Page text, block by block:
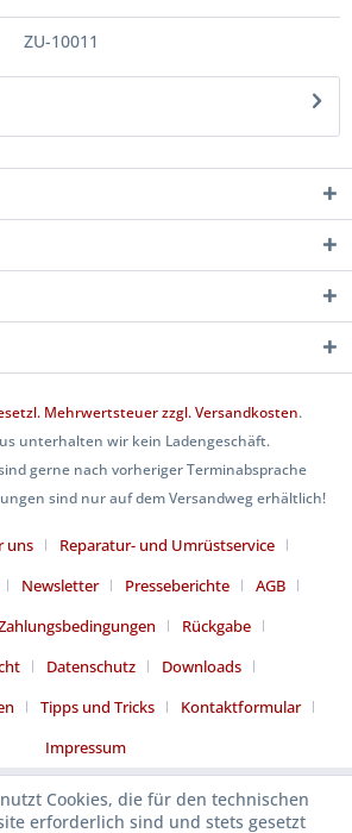
ZU-10011
Mehrwertsteuer zzgl.Versandkosten.
unterhalten wir kein Ladengeschäft.
gerne nach vorheriger Terminabsprache
sind nur auf dem Versandweg erhältlich!
uns
Reparatur- und Umrüstservice
Newsletter Presseberichte
AGB
Rückgabe
Datenschutz
Downloads
Tipps und Tricks
Kontaktformular
Impressum
Cookies, die für den technischen
erforderlich sind und stets gesetzt